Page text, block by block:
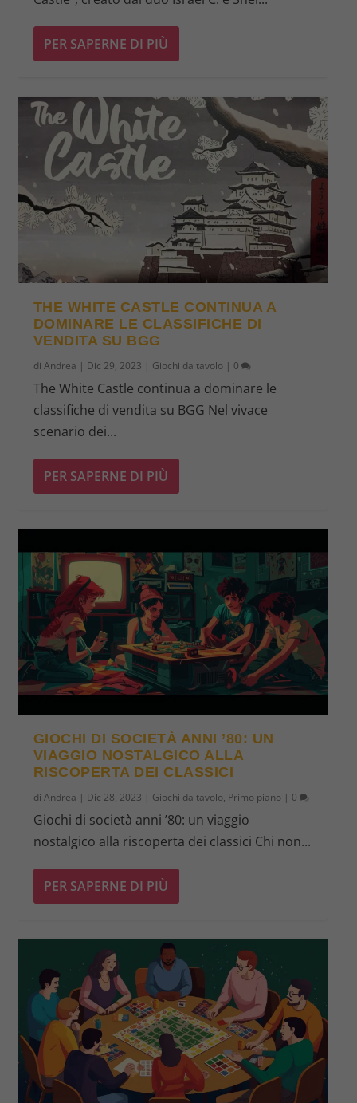
PER SAPERNE DI PIÙ
THE WHITE CASTLE CONTINUA A
DOMINARE LE CLASSIFICHE DI
VENDITA SU BGG
di Andrea | Dic 29, 2023 | Giochi da tavolo| 0
The White Castle continua a dominare le
classifiche di vendita su BGG Nel vivace
scenario dei...
PER SAPERNE DI PIÙ
GIOCHI DI SOCIETÀ ANNI ’80: UN
VIAGGIO NOSTALGICO ALLA
RISCOPERTA DEI CLASSICI
di Andrea | Dic 28, 2023 | Giochi da tavolo, Primo piano| 0
Giochi di società anni ’80: un viaggio
nostalgico alla riscoperta dei classici Chi non...
PER SAPERNE DI PIÙ